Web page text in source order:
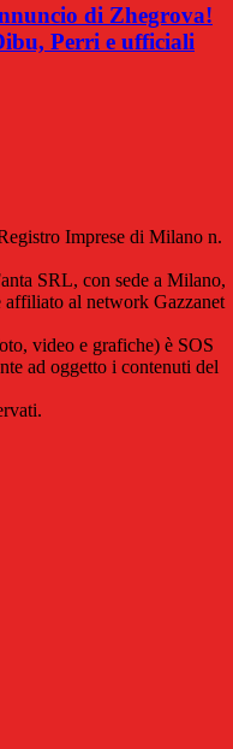
di Zhegrova!
Perri e ufficiali
Imprese di Milano n.
SRL, con sede a Milano,
affiliato al network Gazzanet
video e grafiche) è SOS
ad oggetto i contenuti del